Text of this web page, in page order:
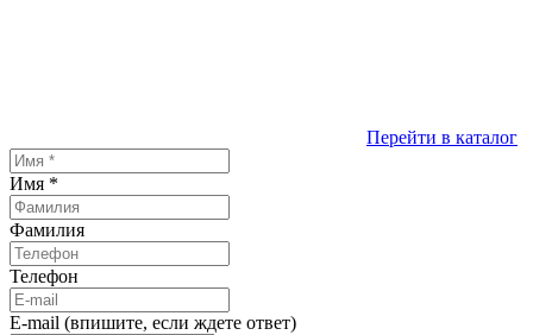
Перейти в каталог
Имя *
Фамилия
Телефон
E-mail (впишите, если ждете ответ)